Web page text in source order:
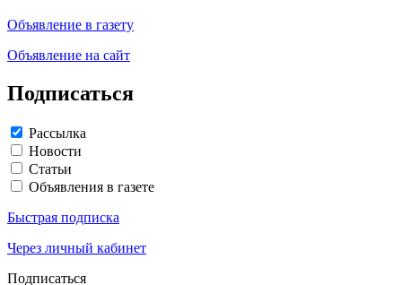
Объявление в газету
Объявление на сайт
Подписаться
Рассылка
Новости
Статьи
Объявления в газете
Быстрая подписка
Через личный кабинет
Подписаться